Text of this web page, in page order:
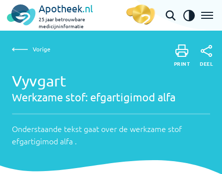
Apotheek.nl
25 jaar betrouwbare
medicijninformatie
Vyvgart | efgartigimod alfa
alfa
over
de
werkzame
alfa
Vorige
Vyvgart
Werkzame stof: efgartigimod alfa
Onderstaande tekst gaat over de werkzame stof
efgartigimod alfa .
PRINT DEEL